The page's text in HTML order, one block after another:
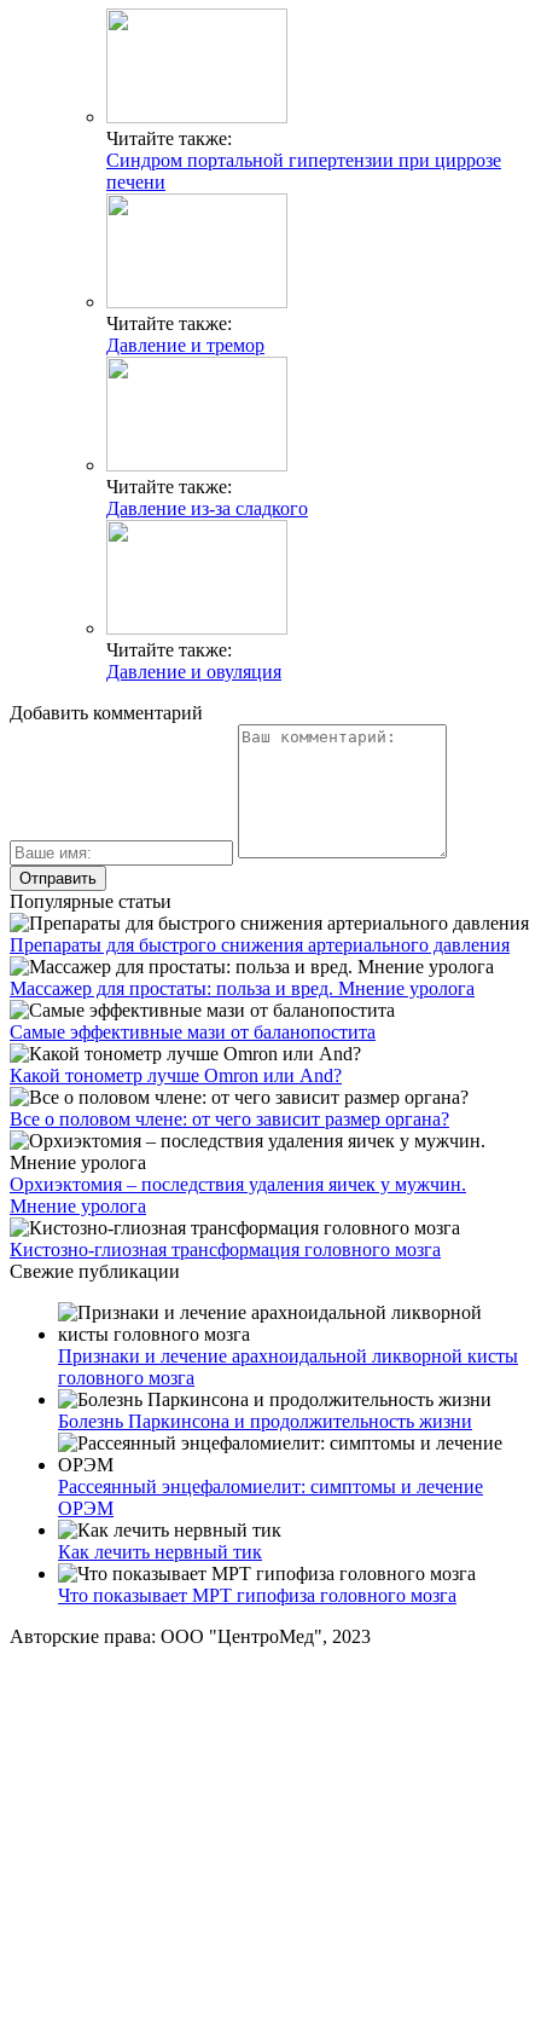
Читайте также:
Синдром портальной гипертензии при циррозе
печени
Читайте также:
Давление и тремор
Читайте также:
Давление из-за сладкого
Читайте также:
Давление и овуляция
Добавить комментарий
Популярные статьи
Препараты для быстрого снижения артериального давления
Массажер для простаты: польза и вред. Мнение уролога
Самые эффективные мази от баланопостита
Какой тонометр лучше Omron или And?
Все о половом члене: от чего зависит размер органа?
Орхиэктомия – последствия удаления яичек у мужчин.
Мнение уролога
Кистозно-глиозная трансформация головного мозга
Свежие публикации
Признаки и лечение арахноидальной ликворной кисты
головного мозга
Болезнь Паркинсона и продолжительность жизни
Рассеянный энцефаломиелит: симптомы и лечение
ОРЭМ
Как лечить нервный тик
Что показывает МРТ гипофиза головного мозга
Авторские права: ООО "ЦентроМед", 2023